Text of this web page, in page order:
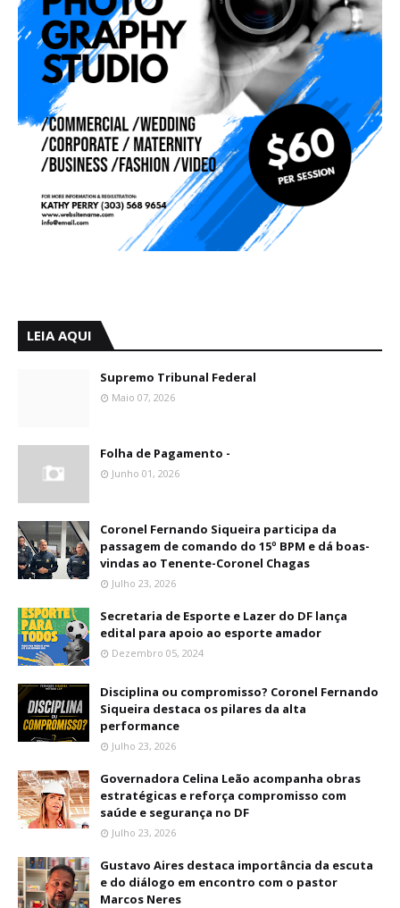
LEIA AQUI
Supremo Tribunal Federal
Maio 07, 2026
Folha de Pagamento -
Junho 01, 2026
Coronel Fernando Siqueira participa da
passagem de comando do 15º BPM e dá boas-
vindas ao Tenente-Coronel Chagas
Julho 23, 2026
Secretaria de Esporte e Lazer do DF lança
edital para apoio ao esporte amador
Dezembro 05, 2024
Disciplina ou compromisso? Coronel Fernando
Siqueira destaca os pilares da alta
performance
Julho 23, 2026
Governadora Celina Leão acompanha obras
estratégicas e reforça compromisso com
saúde e segurança no DF
Julho 23, 2026
Gustavo Aires destaca importância da escuta
e do diálogo em encontro com o pastor
Marcos Neres